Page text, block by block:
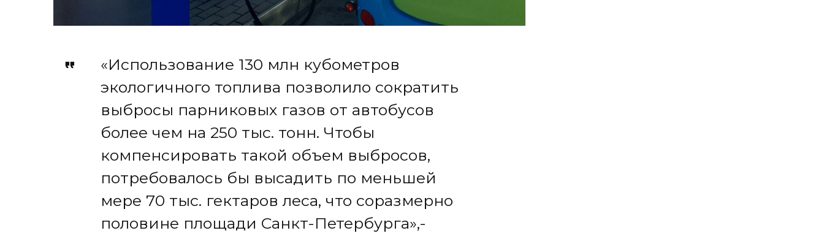
«Использование 130 млн кубометров
экологичного топлива позволило сократить
выбросы парниковых газов от автобусов
более чем на 250 тыс. тонн. Чтобы
компенсировать такой объем выбросов,
потребовалось бы высадить по меньшей
мере 70 тыс. гектаров леса, что соразмерно
половине площади Санкт-Петербурга»,-